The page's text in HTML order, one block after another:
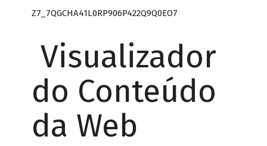
Z7_7QGCHA41L0RP906P422Q9Q0EO7
Visualizador
do Conteúdo
da Web